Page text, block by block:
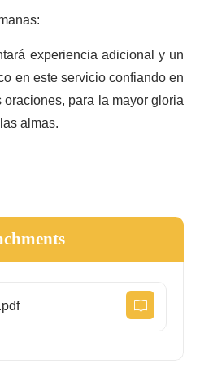
experiencia adicional y un
en este servicio confiando en
para la mayor gloria
almas.